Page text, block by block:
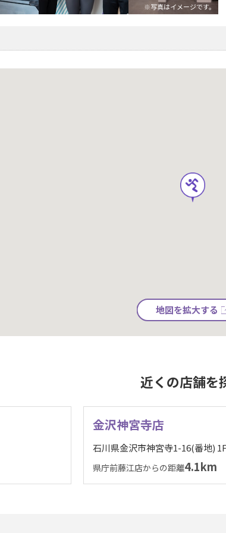
※写真はイメージです。
地図を拡大する
近くの店舗を
金沢神宮寺店
石川県金沢市神宮寺1-16(番地) 1F
県庁前藤江店からの距離4.1km